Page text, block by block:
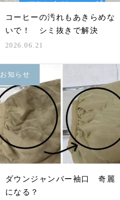
コーヒーの汚れもあきらめな
いで！ シミ抜きで解決
2026.06.21
お知らせ
ダウンジャンバー袖口 奇麗
になる？